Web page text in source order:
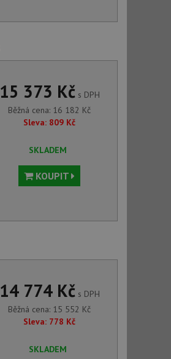
15 373 Kčs DPH
Běžná cena: 16 182 Kč
Sleva: 809 Kč
SKLADEM
KOUPIT
14 774 Kčs DPH
Běžná cena: 15 552 Kč
Sleva: 778 Kč
SKLADEM